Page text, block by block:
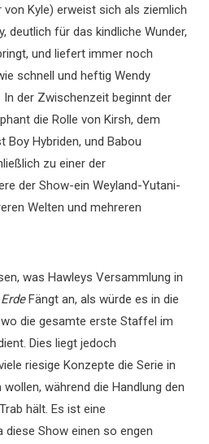
von Kyle) erweist sich als ziemlich
deutlich für das kindliche Wunder,
und liefert immer noch
schnell und heftig Wendy
der Zwischenzeit beginnt der
die Rolle von Kirsh, dem
Boy Hybriden, und Babou
zu einer der
der Show-ein Weyland-Yutani-
Welten und mehreren
was Hawleys Versammlung in
Fängt an, als würde es in die
die gesamte erste Staffel im
Dies liegt jedoch
riesige Konzepte die Serie in
während die Handlung den
hält. Es ist eine
diese Show einen so engen